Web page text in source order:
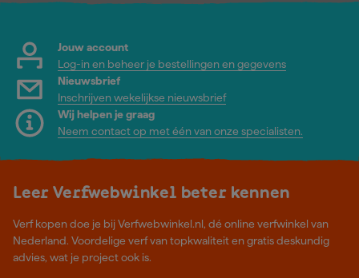
Jouw account
Log-in en beheer je bestellingen en gegevens
Nieuwsbrief
Inschrijven wekelijkse nieuwsbrief
Wij helpen je graag
Neem contact op met één van onze specialisten.
Leer Verfwebwinkel beter kennen
Verf kopen doe je bij Verfwebwinkel.nl, dé online verfwinkel van
Nederland. Voordelige verf van topkwaliteit en gratis deskundig
advies, wat je project ook is.